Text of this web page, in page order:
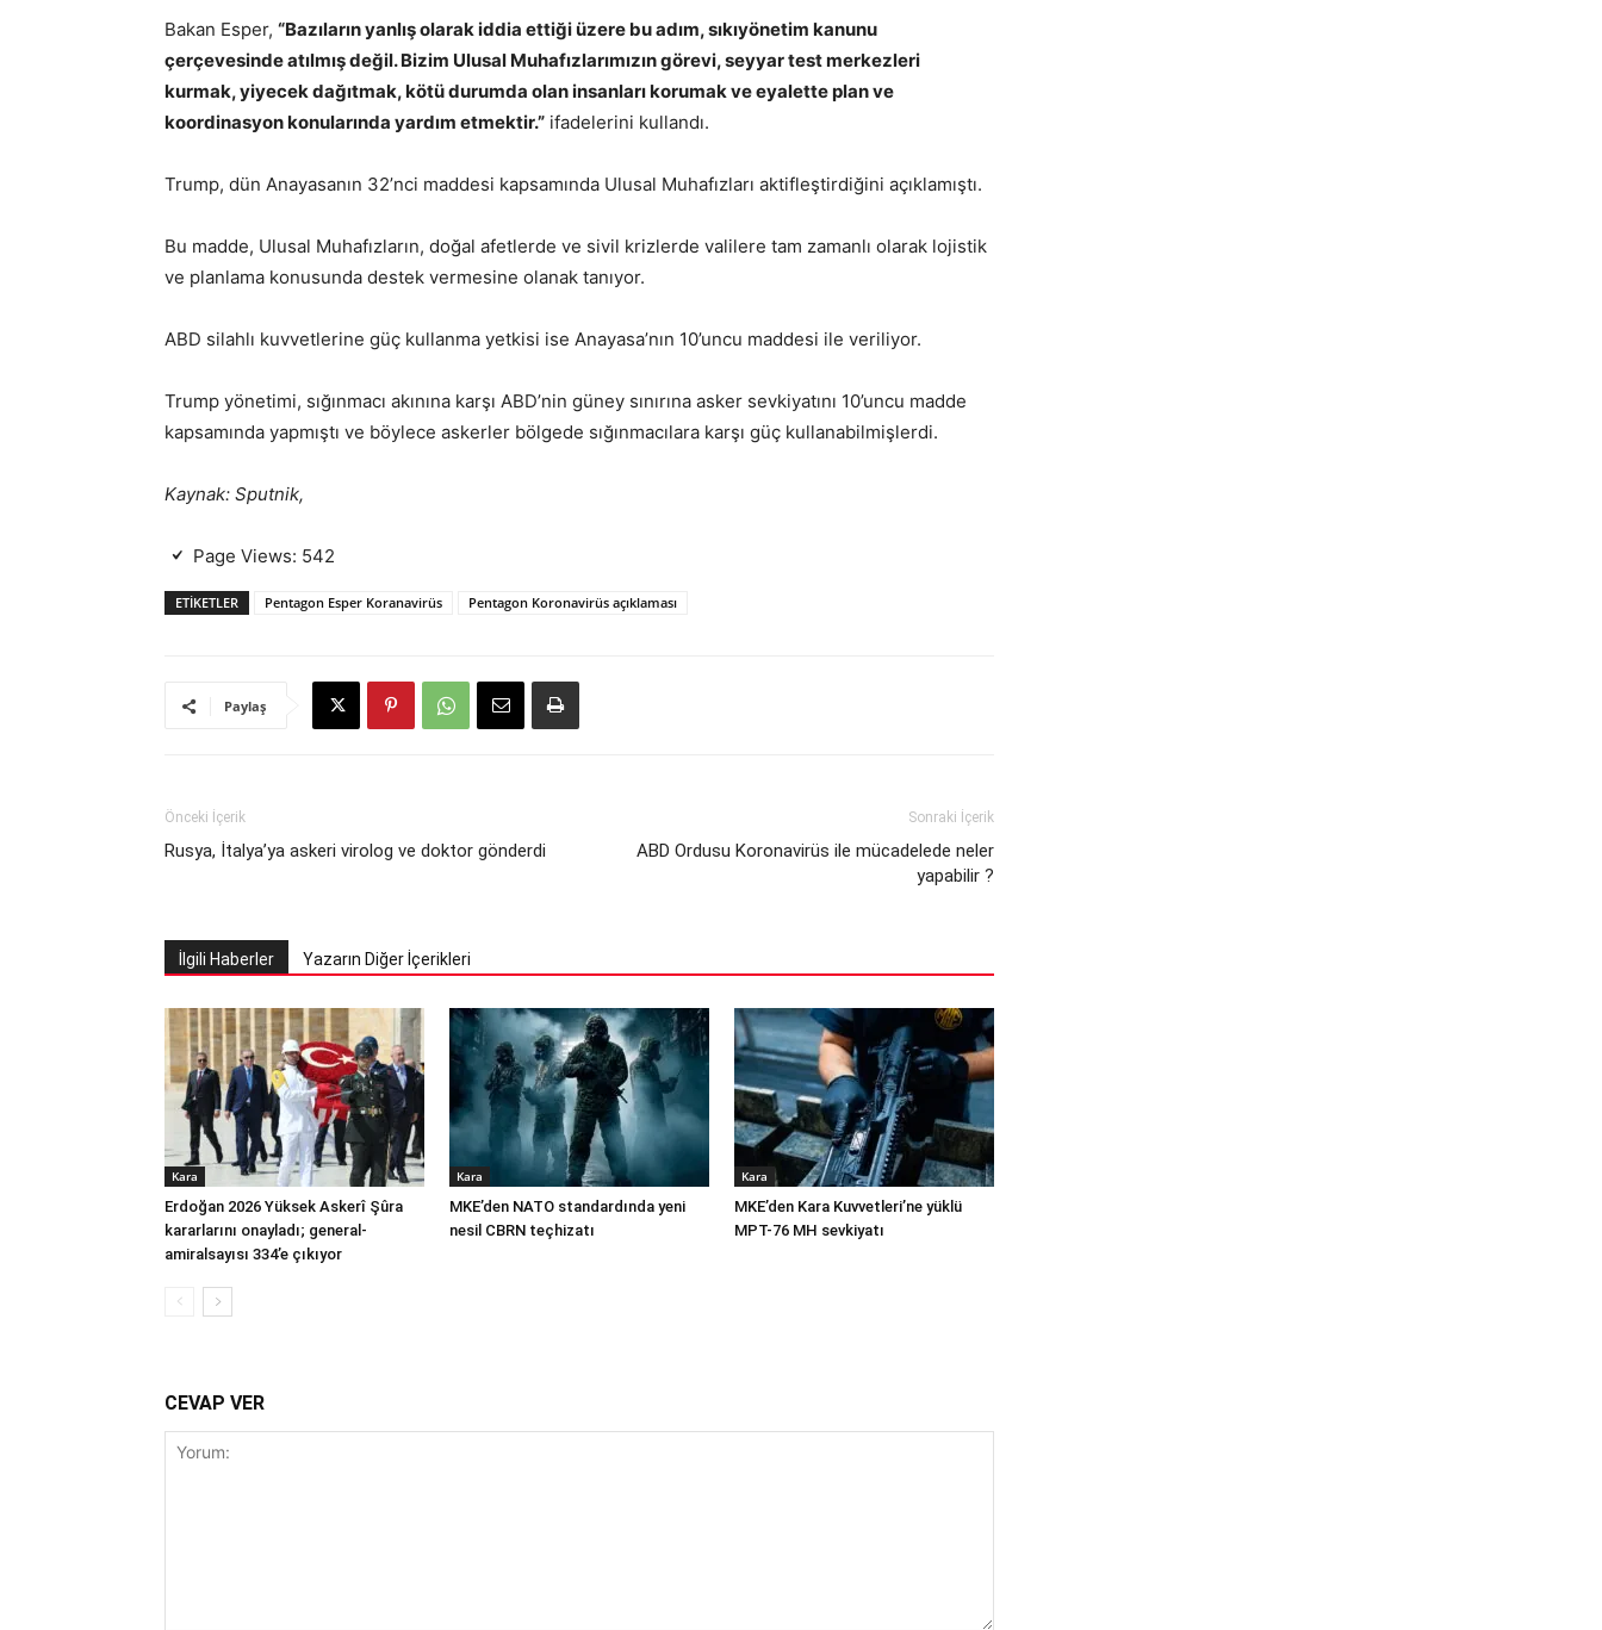
Bakan Esper, “Bazıların yanlış olarak iddia ettiği üzere bu adım, sıkıyönetim kanunu
çerçevesinde atılmış değil. Bizim Ulusal Muhafızlarımızın görevi, seyyar test merkezleri
kurmak, yiyecek dağıtmak, kötü durumda olan insanları korumak ve eyalette plan ve
koordinasyon konularında yardım etmektir.” ifadelerini kullandı.
Trump, dün Anayasanın 32’nci maddesi kapsamında Ulusal Muhafızları aktifleştirdiğini açıklamıştı.
Bu madde, Ulusal Muhafızların, doğal afetlerde ve sivil krizlerde valilere tam zamanlı olarak lojistik
ve planlama konusunda destek vermesine olanak tanıyor.
ABD silahlı kuvvetlerine güç kullanma yetkisi ise Anayasa’nın 10’uncu maddesi ile veriliyor.
Trump yönetimi, sığınmacı akınına karşı ABD’nin güney sınırına asker sevkiyatını 10’uncu madde
kapsamında yapmıştı ve böylece askerler bölgede sığınmacılara karşı güç kullanabilmişlerdi.
Kaynak: Sputnik,
Page Views: 542
ETIKETLER Pentagon Esper Koranavirüs Pentagon Koronavirüs açıklaması
Paylaş
Önceki İçerik
Rusya, İtalya’ya askeri virolog ve doktor gönderdi
Sonraki İçerik
ABD Ordusu Koronavirüs ile mücadelede neler
yapabilir ?
İlgili Haberler Yazarın Diğer İçerikleri
Kara
Erdoğan 2026 Yüksek Askerî Şûra
kararlarını onayladı; general-
amiralsayısı 334’e çıkıyor
Kara
MKE’den NATO standardında yeni
nesil CBRN teçhizatı
Kara
MKE’den Kara Kuvvetleri’ne yüklü
MPT-76 MH sevkiyatı
CEVAP VER